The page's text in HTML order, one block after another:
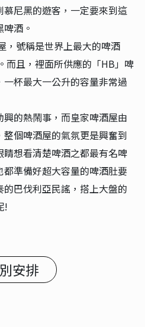
尼黑的遊客，一定要來到這
酒。
，號稱是世界上最大的啤酒
而且，裡面所供應的「HB」啤
杯最大一公升的容量非常過
的熱鬧事，而皇家啤酒屋由
個啤酒屋的氣氛更是興奮到
想看清楚啤酒之都最有名啤
準備好超大容量的啤酒肚要
巴伐利亞民謠，搭上大盤的
!
安排